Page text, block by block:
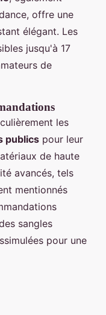
offre une
élégant. Les
jusqu'à 17
de
les
publics pour leur
de haute
avancés, tels
mentionnés
sangles
pour une